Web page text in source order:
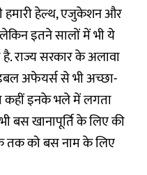
हमारी हेल्थ, एजुकेशन और
इतने सालों में भी ये
है. राज्य सरकार के अलावा
अफेयर्स से भी अच्छा-
कहीं इनके भले में लगता
बस खानापूर्ति के लिए की
तक को बस नाम के लिए